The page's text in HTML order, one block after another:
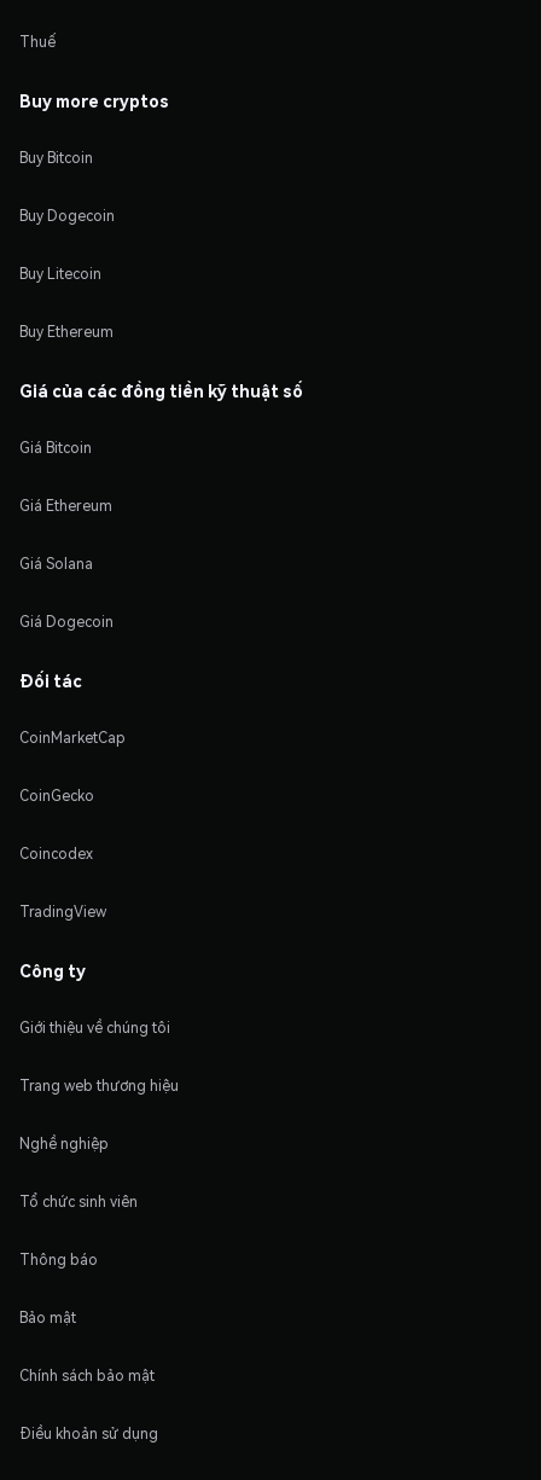
Thuế
Buy more cryptos
Buy Bitcoin
Buy Dogecoin
Buy Litecoin
Buy Ethereum
Giá của các đồng tiền kỹ thuật số
Giá Bitcoin
Giá Ethereum
Giá Solana
Giá Dogecoin
Đối tác
CoinMarketCap
CoinGecko
Coincodex
TradingView
Công ty
Giới thiệu về chúng tôi
Trang web thương hiệu
Nghề nghiệp
Tổ chức sinh viên
Thông báo
Bảo mật
Chính sách bảo mật
Điều khoản sử dụng